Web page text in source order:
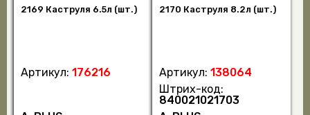
2169 Каструля 6.5л (шт.)
Артикул: 176216
2170 Каструля 8.2л (шт.)
Артикул: 138064
Штрих-код:
840021021703